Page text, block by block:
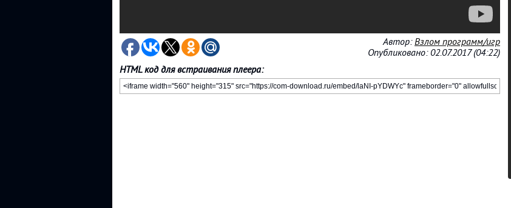
Автор:Взлом программ/игр
Опубликовано: 02.07.2017 (04:22)
HTML код для встраивания плеера: